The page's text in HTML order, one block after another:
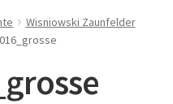
Wisniowski Zaunfelder